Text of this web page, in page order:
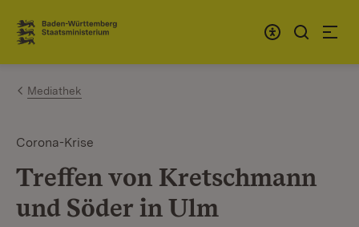
Zum Inhalt springen
Link zur Startseite
Mediathek
Corona-Krise
Treffen von Kretschmann
und Söder in Ulm